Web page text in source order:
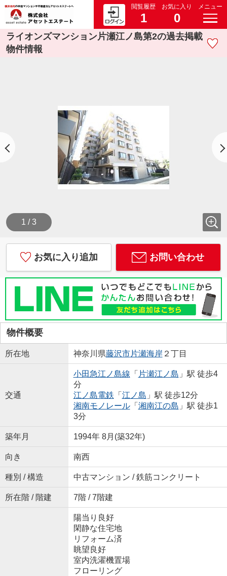
閲覧履歴
1
お気に入り
0
メニュー
ライオンズマンション片瀬江ノ島第2の過去掲載
物件情報
1 / 3
お気に入り追加 お問い合わせ
物件概要
所在地 神奈川県藤沢市片瀬海岸 ２丁目
交通
小田急江ノ島線 「 片瀬江ノ島 」駅 徒歩4
分
江ノ島電鉄 「 江ノ島 」駅 徒歩12分
湘南モノレール「 湘南江の島 」駅 徒歩1
3分
築年月 1994年 8月(築32年)
向き 南西
種別 / 構造 中古マンション / 鉄筋コンクリート
所在階 / 階建 7階 / 7階建
陽当り良好
閑静な住宅地
リフォーム済
眺望良好
室内洗濯機置場
フローリング